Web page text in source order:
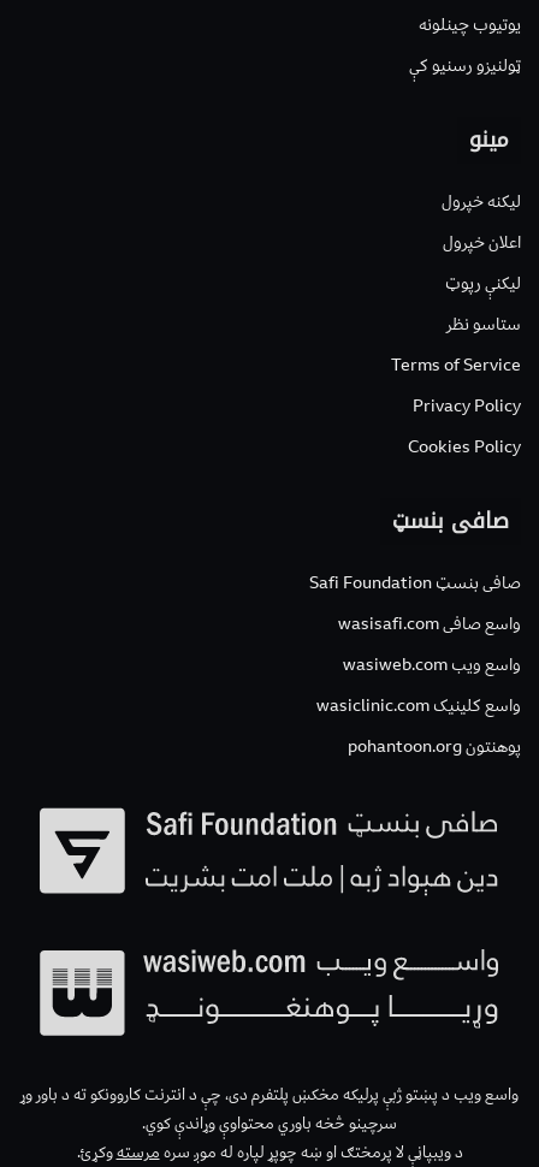
یوتیوب چینلونه
ټولنیزو رسنیو کې
مینو
لیکنه خپرول
اعلان خپرول
لیکنې رپوټ
ستاسو نظر
Terms of Service
Privacy Policy
Cookies Policy
صافی بنسټ
صافی بنسټ Safi Foundation
واسع صافی wasisafi.com
واسع ویب wasiweb.com
واسع کلینیک wasiclinic.com
پوهنتون pohantoon.org
واسع ویب د پښتو ژبې پرلیکه مخکښ پلتفرم دی، چې د انترنت کاروونکو ته د باور وړ
سرچینو څخه باوري محتواوې وړاندې کوي.
د ویبپاڼې لا پرمختګ او ښه چوپړ لپاره له موږ سرهمرستهوکړئ.